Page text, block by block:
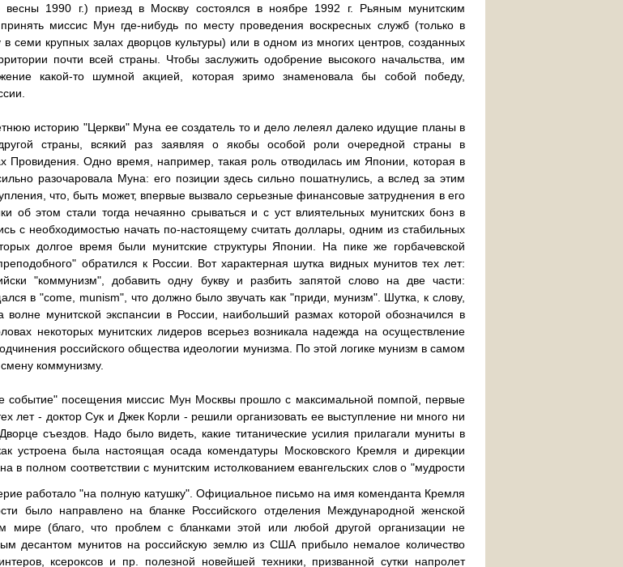
1990 г.) приезд в Москву состоялся в ноябре 1992 г. Рьяным мунитским
миссис Мун где-нибудь по месту проведения воскресных служб (только в
семи крупных залах дворцов культуры) или в одном из многих центров, созданных
почти всей страны. Чтобы заслужить одобрение высокого начальства, им
какой-то шумной акцией, которая зримо знаменовала бы собой победу,
историю "Церкви" Муна ее создатель то и дело лелеял далеко идущие планы в
страны, всякий раз заявляя о якобы особой роли очередной страны в
Провидения. Одно время, например, такая роль отводилась им Японии, которая в
разочаровала Муна: его позиции здесь сильно пошатнулись, а вслед за этим
что, быть может, впервые вызвало серьезные финансовые затруднения в его
об этом стали тогда нечаянно срываться и с уст влиятельных мунитских бонз в
с необходимостью начать по-настоящему считать доллары, одним из стабильных
долгое время были мунитские структуры Японии. На пике же горбачевской
обратился к России. Вот характерная шутка видных мунитов тех лет:
"коммунизм", добавить одну букву и разбить запятой слово на две части:
в "come, munism", что должно было звучать как "приди, мунизм". Шутка, к слову,
волне мунитской экспансии в России, наибольший размах которой обозначился в
некоторых мунитских лидеров всерьез возникала надежда на осуществление
российского общества идеологии мунизма. По этой логике мунизм в самом
коммунизму.
событие" посещения миссис Мун Москвы прошло с максимальной помпой, первые
лет - доктор Сук и Джек Корли - решили организовать ее выступление ни много ни
съездов. Надо было видеть, какие титанические усилия прилагали муниты в
устроена была настоящая осада комендатуры Московского Кремля и дирекции
в полном соответствии с мунитским истолкованием евангельских слов о "мудрости
работало "на полную катушку". Официальное письмо на имя коменданта Кремля
было направлено на бланке Российского отделения Международной женской
(благо, что проблем с бланками этой или любой другой организации не
десантом мунитов на российскую землю из США прибыло немалое количество
ксероксов и пр. полезной новейшей техники, призванной сутки напролет